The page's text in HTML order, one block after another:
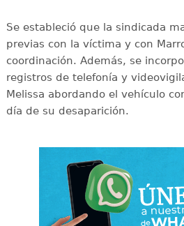
Se estableció que la sindicada
previas con la víctima y con
coordinación. Además, se
registros de telefonía y
Melissa abordando el vehículo
día de su desaparición.